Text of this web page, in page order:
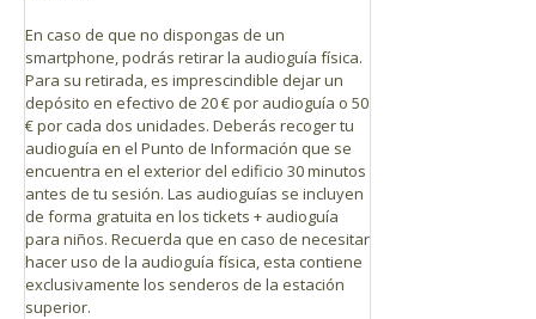
En caso de que no dispongas de un
smartphone, podrás retirar la audioguía física.
Para su retirada, es imprescindible dejar un
depósito en efectivo de 20 € por audioguía o 50
€ por cada dos unidades. Deberás recoger tu
audioguía en el Punto de Información que se
encuentra en el exterior del edificio 30 minutos
antes de tu sesión. Las audioguías se incluyen
de forma gratuita en los tickets + audioguía
para niños. Recuerda que en caso de necesitar
hacer uso de la audioguía física, esta contiene
exclusivamente los senderos de la estación
superior.